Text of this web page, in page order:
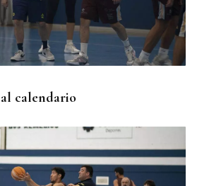
calendario